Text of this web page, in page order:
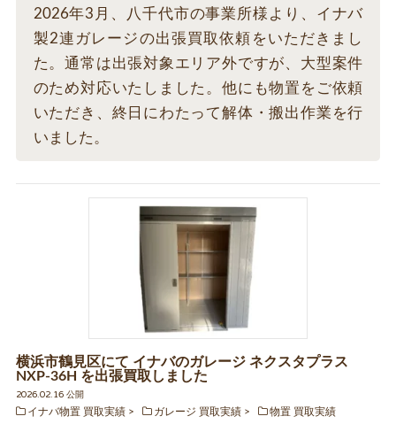
2026年3月、八千代市の事業所様より、イナバ
製2連ガレージの出張買取依頼をいただきまし
た。通常は出張対象エリア外ですが、大型案件
のため対応いたしました。他にも物置をご依頼
いただき、終日にわたって解体・搬出作業を行
いました。
横浜市鶴見区にて イナバのガレージ ネクスタプラス
NXP-36H を出張買取しました
2026.02.16 公開
イナバ物置 買取実績
ガレージ 買取実績 物置 買取実績